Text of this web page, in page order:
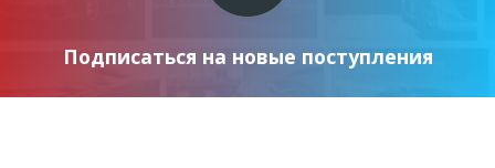
Подписаться на новые поступления